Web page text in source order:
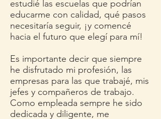
estudié las escuelas que podrían
educarme con calidad, qué pasos
necesitaría seguir, ¡y comencé
hacia el futuro que elegí para mí!
Es importante decir que siempre
he disfrutado mi profesión, las
empresas para las que trabajé, mis
jefes y compañeros de trabajo.
Como empleada sempre he sido
dedicada y diligente, me